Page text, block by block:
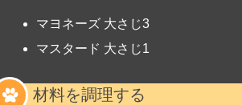
マヨネーズ 大さじ3
マスタード 大さじ1
材料を調理する